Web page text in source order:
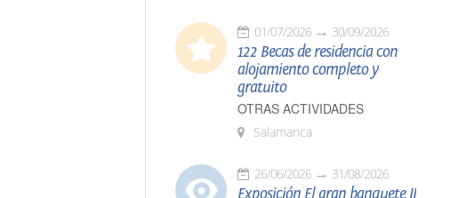
01/07/2026 30/09/2026
122 Becas de residencia con
alojamiento completo y
gratuito
OTRAS ACTIVIDADES
Salamanca
26/06/2026 31/08/2026
Exposición El gran banquete II